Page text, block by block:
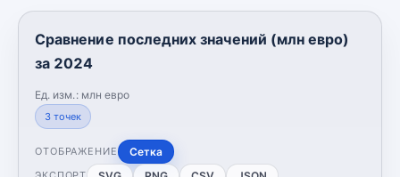
Сравнение последних значений (млн евро)
за 2024
Ед. изм.: млн евро
3 точек
ОТОБРАЖЕНИЕ Сетка